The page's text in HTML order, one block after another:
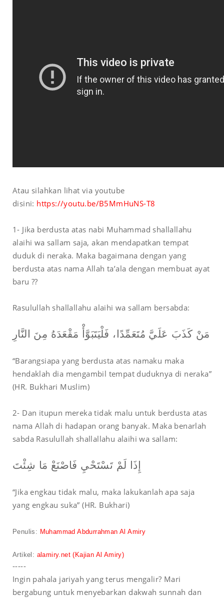
Atau silahkan lihat via youtube
disini: https://youtu.be/B5MmHuNS-T8
1- Jika berdusta atas nabi Muhammad shallallahu
alaihi wa sallam saja, akan mendapatkan tempat
duduk di neraka. Maka bagaimana dengan yang
berdusta atas nama Allah ta’ala dengan membuat ayat
baru ??
Rasulullah shallallahu alaihi wa sallam bersabda:
مَنْ كَذَبَ عَلَيَّ مُتَعَمِّدًا، فَلْيَتَبَوَّأْ مَقْعَدَهُ مِنَ النَّارِ
“Barangsiapa yang berdusta atas namaku maka
hendaklah dia mengambil tempat duduknya di neraka”
(HR. Bukhari Muslim)
2- Dan itupun mereka tidak malu untuk berdusta atas
nama Allah di hadapan orang banyak. Maka benarlah
sabda Rasulullah shallallahu alaihi wa sallam:
إِذَا لَمْ تَسْتَحْيِ فَاصْنَعْ مَا شِئْتَ
“Jika engkau tidak malu, maka lakukanlah apa saja
yang engkau suka” (HR. Bukhari)
Penulis : Muhammad Abdurrahman Al Amiry
Artikel : alamiry.net (Kajian Al Amiry)
-----
Ingin pahala jariyah yang terus mengalir? Mari
bergabung untuk menyebarkan dakwah sunnah dan